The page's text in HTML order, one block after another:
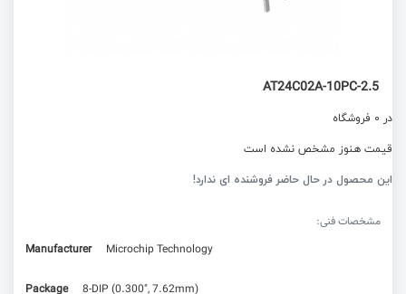
AT24C02A-10PC-2.5
در 0 فروشگاه
قیمت هنوز مشخص نشده است
این محصول در حال حاضر فروشنده ای ندارد!
مشخصات فنی:
Manufacturer
Microchip Technology
Package 8-DIP (0.300", 7.62mm)